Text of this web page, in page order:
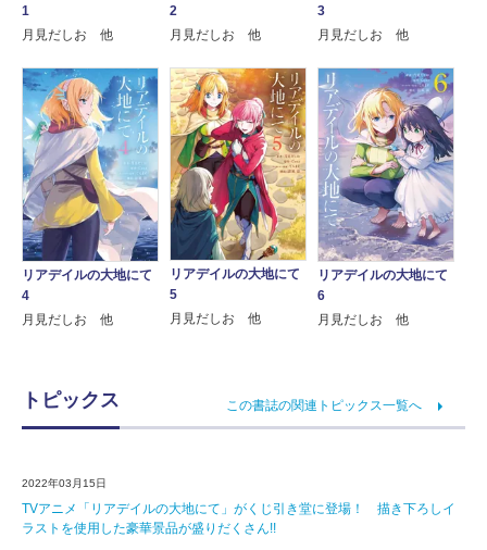
1
月見だしお 他
2
月見だしお 他
3
月見だしお 他
リアデイルの大地にて
4
月見だしお 他
リアデイルの大地にて
5
月見だしお 他
リアデイルの大地にて
6
月見だしお 他
トピックス この書誌の関連トピックス一覧へ
2022年03月15日
TVアニメ「リアデイルの大地にて」がくじ引き堂に登場！ 描き下ろしイ
ラストを使用した豪華景品が盛りだくさん!!